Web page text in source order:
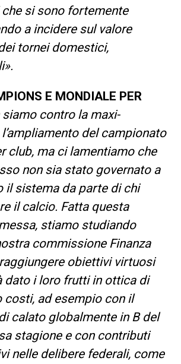
si sono fortemente
a incidere sul valore
tornei domestici,
E MONDIALE PER
siamo contro la maxi-
del campionato
club, ma ci lamentiamo che
non sia stato governato a
il sistema da parte di chi
il calcio. Fatta questa
stiamo studiando
commissione Finanza
obiettivi virtuosi
dato i loro frutti in ottica di
costi, ad esempio con il
calato globalmente in B del
stagione e con contributi
nelle delibere federali, come